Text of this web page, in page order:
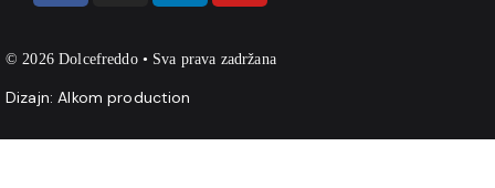
© 2026 Dolcefreddo • Sva prava zadržana
Dizajn:Alkom production